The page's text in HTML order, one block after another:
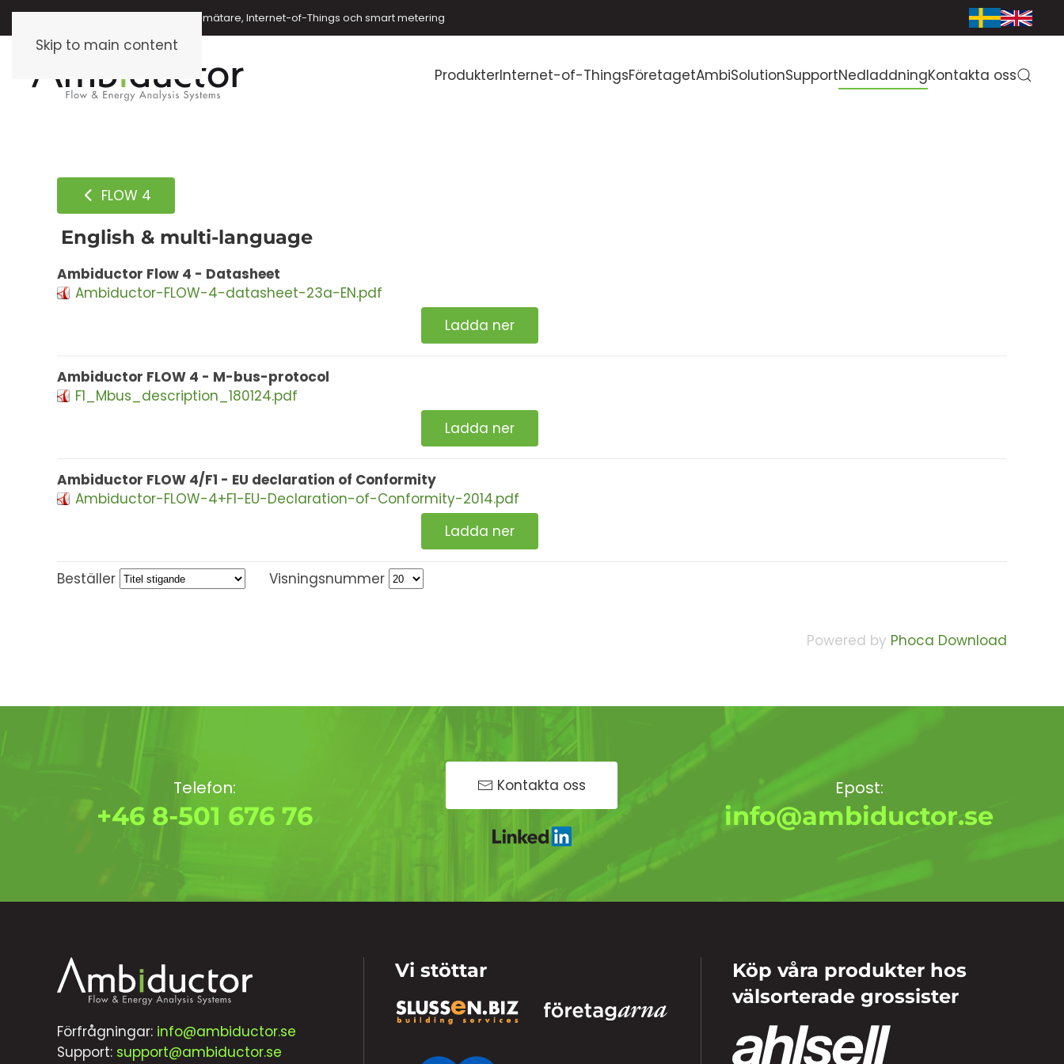
Skip to main content
Energimätare, vattenmätare, oljemätare, Internet-of-Things och smart metering
ProdukterInternet-of-ThingsFöretagetAmbiSolutionSupportNedladdningKontakta oss
FLOW 4
English & multi-language
Ambiductor Flow 4 - Datasheet
Ambiductor-FLOW-4-datasheet-23a-EN.pdf
Ladda ner
Ambiductor FLOW 4 - M-bus-protocol
F1_Mbus_description_180124.pdf
Ladda ner
Ambiductor FLOW 4/F1 - EU declaration of Conformity
Ambiductor-FLOW-4+F1-EU-Declaration-of-Conformity-2014.pdf
Ladda ner
Beställer Visningsnummer
Powered by Phoca Download
Telefon:
+46 8-501 676 76
Kontakta oss Epost:
info@ambiductor.se
Förfrågningar: info@ambiductor.se
Support: support@ambiductor.se
Vi stöttar
Köp våra produkter hos
välsorterade grossister